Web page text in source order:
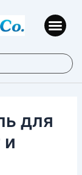
для
и